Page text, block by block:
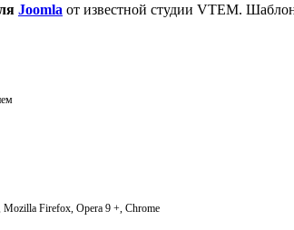
Joomla от известной студии VTEM.
Firefox, Opera 9 +, Chrome